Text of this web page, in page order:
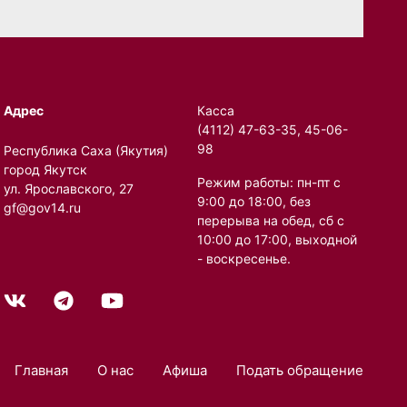
Адрес
Республика Саха (Якутия)
город Якутск
ул. Ярославского, 27
gf@gov14.ru
Касса
(4112) 47-63-35, 45-06-
98
Режим работы: пн-пт с
9:00 до 18:00, без
перерыва на обед, сб с
10:00 до 17:00, выходной
- воскресенье.
Главная О нас Афиша Подать обращение